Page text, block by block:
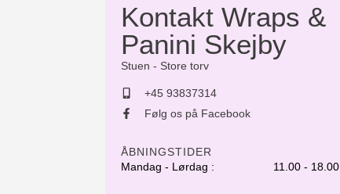
Kontakt Wraps &
Panini Skejby
Stuen - Store torv
+45 93837314
Følg os på Facebook
ÅBNINGSTIDER
Mandag - Lørdag :
11.00 - 18.00